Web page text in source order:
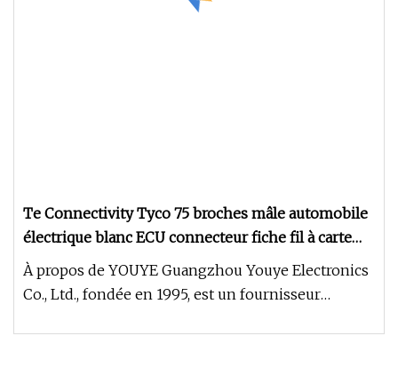
Te Connectivity Tyco 75 broches mâle automobile
électrique blanc ECU connecteur fiche fil à carte
PCB en-tête 3
À propos de YOUYE Guangzhou Youye Electronics
Co., Ltd., fondée en 1995, est un fournisseur